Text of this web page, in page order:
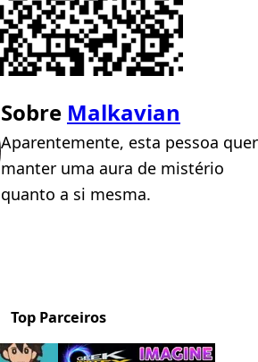
Sobre Malkavian
Aparentemente, esta pessoa quer
manter uma aura de mistério
quanto a si mesma.
Top Parceiros